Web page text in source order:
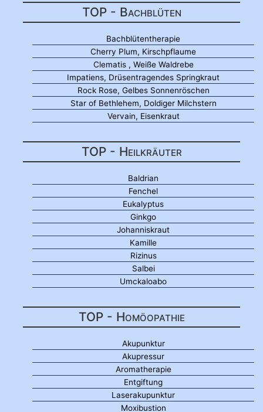
TOP - Bachblüten
Bachblütentherapie
Cherry Plum, Kirschpflaume
Clematis , Weiße Waldrebe
Impatiens, Drüsentragendes Springkraut
Rock Rose, Gelbes Sonnenröschen
Star of Bethlehem, Doldiger Milchstern
Vervain, Eisenkraut
TOP - Heilkräuter
Baldrian
Fenchel
Eukalyptus
Ginkgo
Johanniskraut
Kamille
Rizinus
Salbei
Umckaloabo
TOP - Homöopathie
Akupunktur
Akupressur
Aromatherapie
Entgiftung
Laserakupunktur
Moxibustion